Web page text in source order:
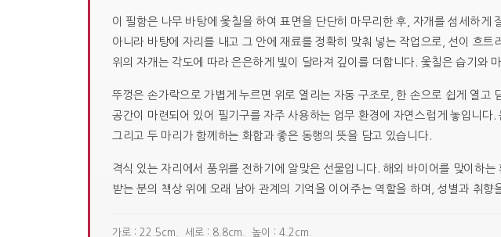
이 필함은 나무 바탕에 옻칠을 하여 표면을 단단히 마무리한 후, 자개를 섬세하게
아니라 바탕에 자리를 내고 그 안에 재료를 정확히 맞춰 넣는 작업으로, 선이 흐
위의 자개는 각도에 따라 은은하게 빛이 달라져 깊이를 더합니다. 옻칠은 습기와
뚜껑은 손가락으로 가볍게 누르면 위로 열리는 자동 구조로, 한 손으로 쉽게 열
공간이 마련되어 있어 필기구를 자주 사용하는 업무 환경에 자연스럽게 놓입니
그리고 두 마리가 함께하는 화합과 좋은 동행의 뜻을 담고 있습니다.
격식 있는 자리에서 품위를 전하기에 알맞은 선물입니다. 해외 바이어를 맞이하
받는 분의 책상 위에 오래 남아 관계의 기억을 이어주는 역할을 하며, 성별과 취
가로 : 22.5cm. 세로 : 8.8cm. 높이 : 4.2cm.